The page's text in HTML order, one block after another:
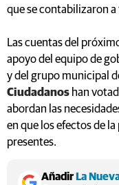
que se contabilizaron a
Las cuentas del
apoyo del equipo de
y del grupo municipal
Ciudadanos han
abordan las
en que los efectos de
presentes.
AñadirLa